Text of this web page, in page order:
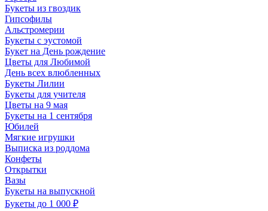
Букеты из гвоздик
Гипсофилы
Альстромерии
Букеты с эустомой
Букет на День рождение
Цветы для Любимой
День всех влюбленных
Букеты Лилии
Букеты для учителя
Цветы на 9 мая
Букеты на 1 сентября
Юбилей
Мягкие игрушки
Выписка из роддома
Конфеты
Открытки
Вазы
Букеты на выпускной
Букеты до 1 000 ₽